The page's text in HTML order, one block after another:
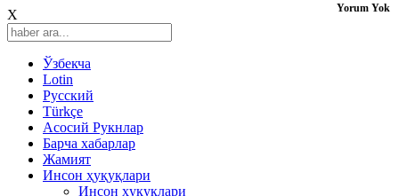
X
Ўзбекча
Lotin
Русский
Türkçe
Асосий Рукнлар
Барча хабарлар
Жамият
Инсон ҳуқуқлари
Инсон ҳуқуқлари
Yorum Yok